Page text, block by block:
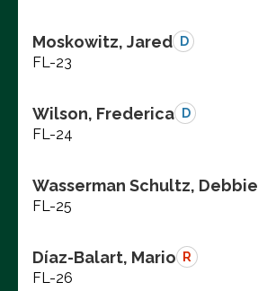
Moskowitz, Jared D
FL-23
Wilson, Frederica D
FL-24
Wasserman Schultz, Debbie
FL-25
Díaz-Balart, Mario R
FL-26